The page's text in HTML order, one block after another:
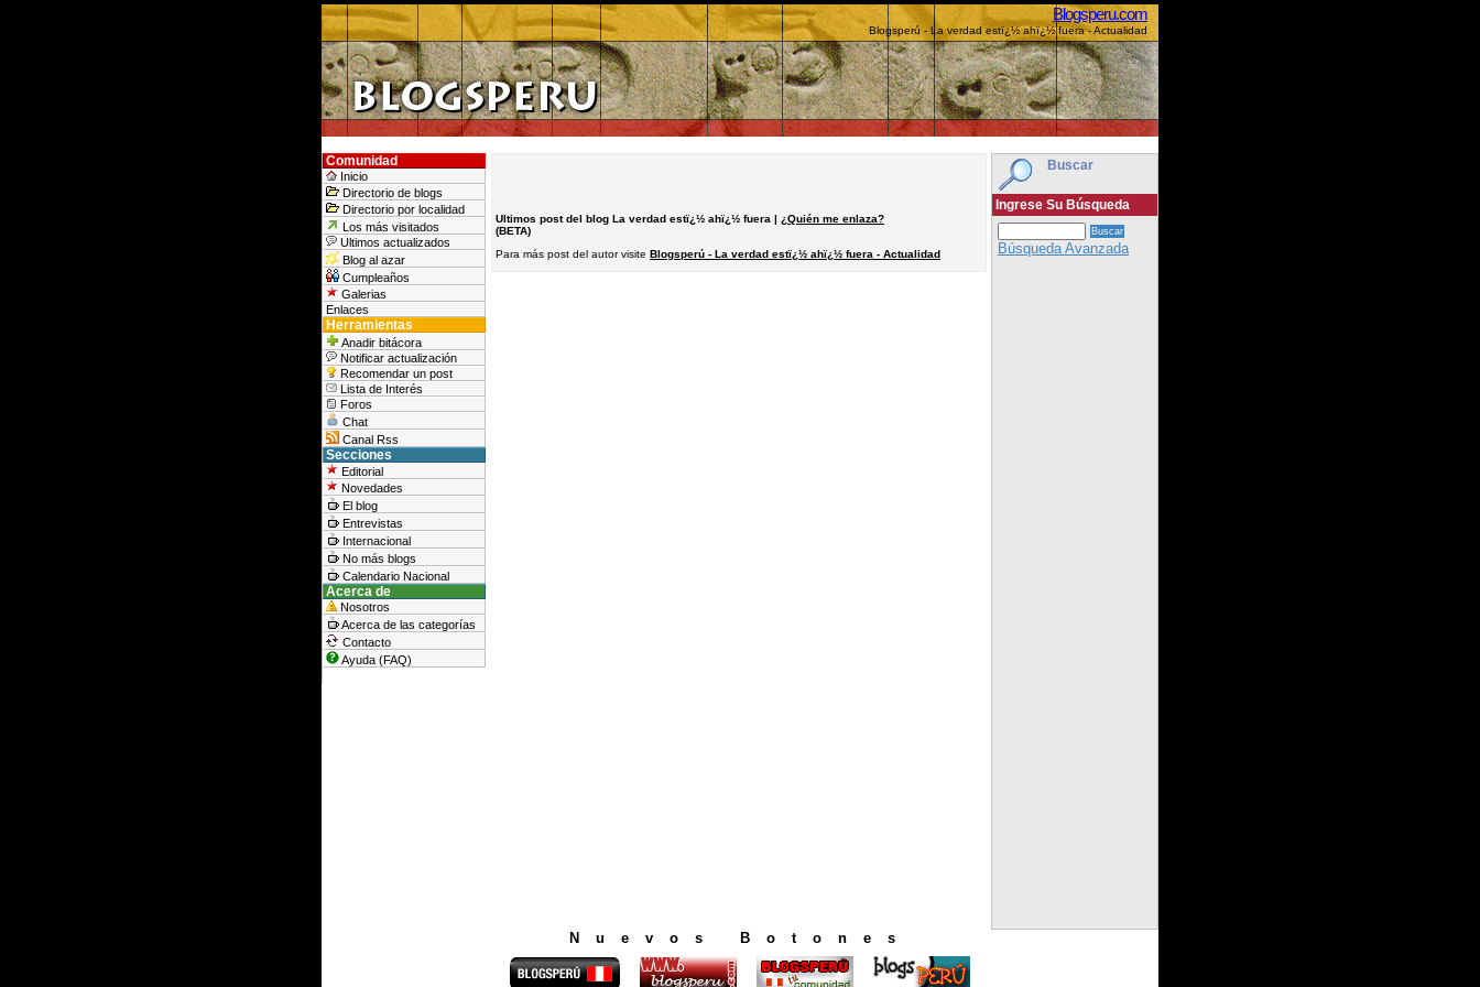
Blogsperu.com
Blogsperú - La verdad estï¿½ ahï¿½ fuera - Actualidad
Buscar
Ingrese Su Búsqueda
Búsqueda Avanzada
Comunidad
Inicio
Directorio de blogs
Directorio por localidad
Los más visitados
Ultimos actualizados
Blog al azar
Cumpleaños
Galerias
Enlaces
Herramientas
Anadir bitácora
Notificar actualización
Recomendar un post
Lista de Interés
Foros
Chat
Canal Rss
Secciones
Editorial
Novedades
El blog
Entrevistas
Internacional
No más blogs
Calendario Nacional
Acerca de
Nosotros
Acerca de las categorías
Contacto
Ayuda (FAQ)
Ultimos post del blog La verdad estï¿½ ahï¿½ fuera | ¿Quién me enlaza?
(BETA)
Para más post del autor visite Blogsperú - La verdad estï¿½ ahï¿½ fuera - Actualidad
Nuevos Botones